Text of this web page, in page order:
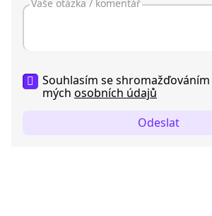
Souhlasím se
mých osobních údajů
Odeslat